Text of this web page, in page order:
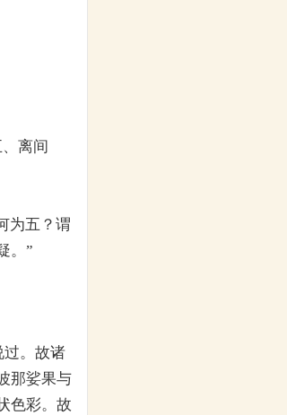
离间
为五？谓
。”
过。故诸
那娑果与
色彩。故